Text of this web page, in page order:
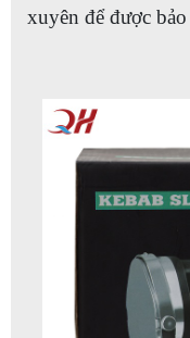
xuyên để được